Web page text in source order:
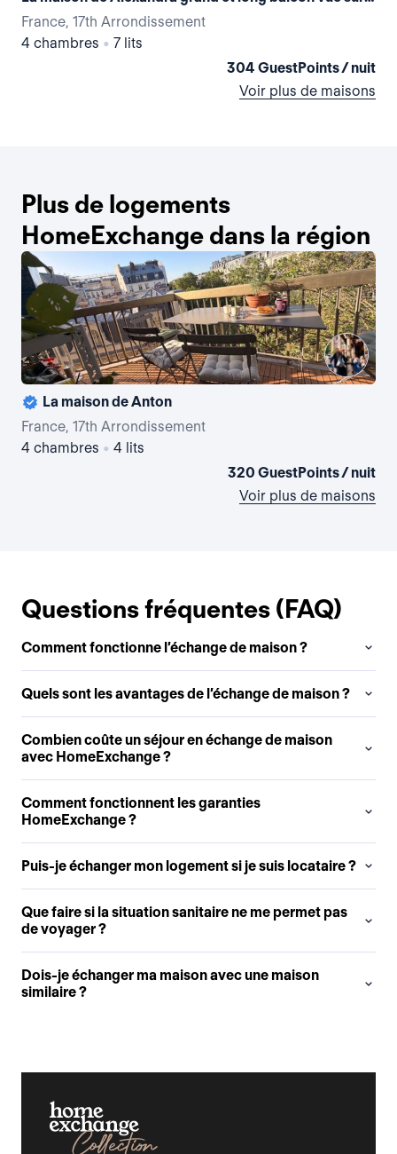
France, 17th Arrondissement
4 chambres • 7 lits
304 GuestPoints / nuit
Voir plus de maisons
Plus de logements
HomeExchange dans la région
La maison de Anton
France, 17th Arrondissement
4 chambres • 4 lits
320 GuestPoints / nuit
Voir plus de maisons
Questions fréquentes (FAQ)
Comment fonctionne l’échange de maison ?
Quels sont les avantages de l’échange de maison ?
Combien coûte un séjour en échange de maison
avec HomeExchange ?
Comment fonctionnent les garanties
HomeExchange ?
Puis-je échanger mon logement si je suis locataire ?
Que faire si la situation sanitaire ne me permet pas
de voyager ?
Dois-je échanger ma maison avec une maison
similaire ?